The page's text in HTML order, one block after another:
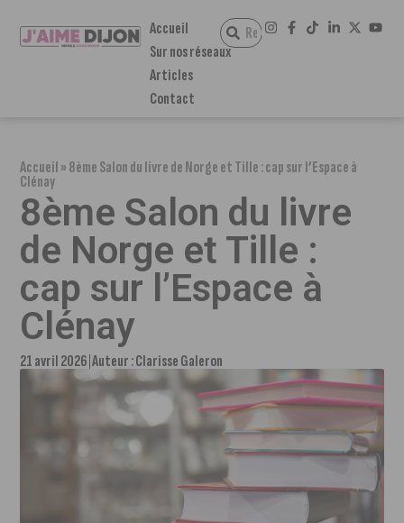
Accueil
Sur nos réseaux
Articles
Contact
Accueil»8ème Salon du livre de Norge et Tille : cap sur l’Espace à
Clénay
8ème Salon du livre
de Norge et Tille :
cap sur l’Espace à
Clénay
21 avril 2026 Auteur :Clarisse Galeron